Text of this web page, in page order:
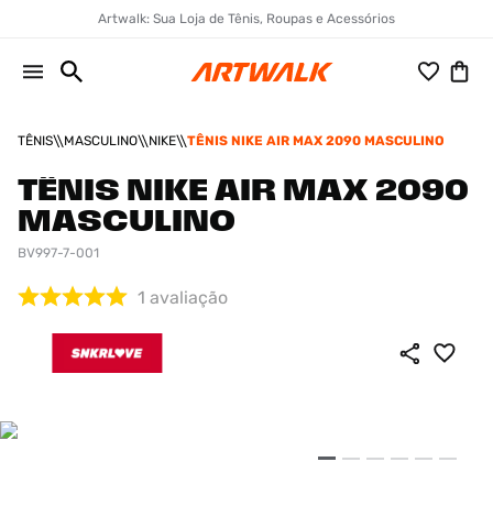
Artwalk: Sua Loja de Tênis, Roupas e Acessórios
TÊNIS MASCULINO NIKE TÊNIS NIKE AIR MAX 2090 MASCULINO
TÊNIS NIKE AIR MAX 2090
MASCULINO
BV997-7-001
1 avaliação